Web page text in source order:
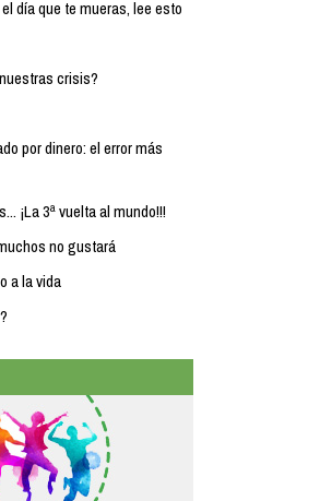
día que te mueras, lee esto
crisis?
por dinero: el error más
¡La 3ª vuelta al mundo!!!
no gustará
a la vida